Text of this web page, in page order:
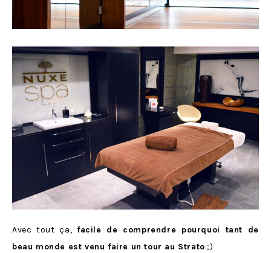
Avec tout ça, facile de comprendre pourquoi tant de
beau monde est venu faire un tour au Strato ;)